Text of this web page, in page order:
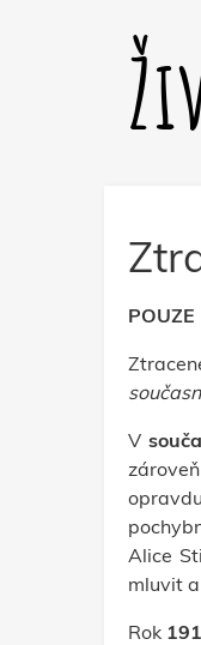
V
Alice
mluvit
Rok